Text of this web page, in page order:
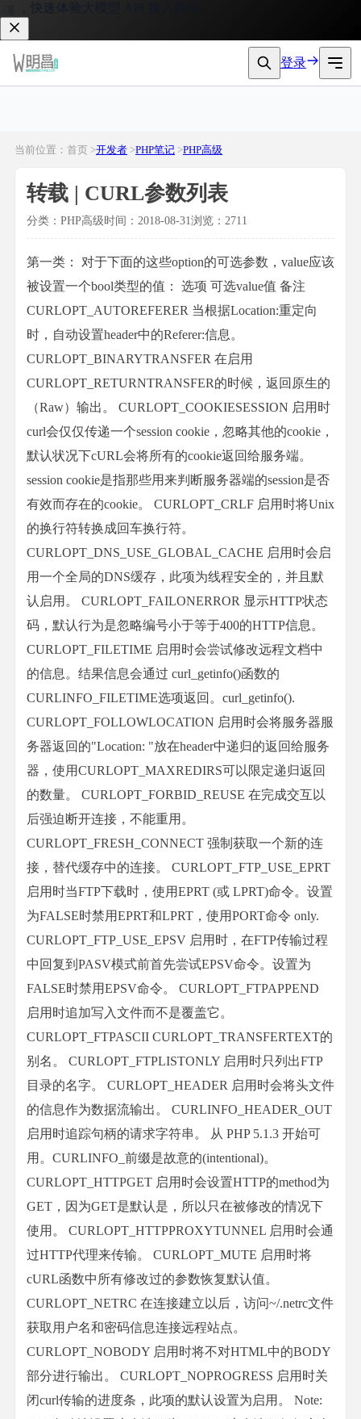
体验大模型 API 接入服务。
登录
当前位置：首页 >开发者 >PHP笔记 >PHP高级
转载 | CURL参数列表
分类：PHP高级时间：2018-08-31浏览：2711
第一类： 对于下面的这些option的可选参数，value应该
被设置一个bool类型的值： 选项 可选value值 备注
CURLOPT_AUTOREFERER 当根据Location:重定向
时，自动设置header中的Referer:信息。
CURLOPT_BINARYTRANSFER 在启用
CURLOPT_RETURNTRANSFER的时候，返回原生的
（Raw）输出。 CURLOPT_COOKIESESSION 启用时
curl会仅仅传递一个session cookie，忽略其他的cookie，
默认状况下cURL会将所有的cookie返回给服务端。
session cookie是指那些用来判断服务器端的session是否
有效而存在的cookie。 CURLOPT_CRLF 启用时将Unix
的换行符转换成回车换行符。
CURLOPT_DNS_USE_GLOBAL_CACHE 启用时会启
用一个全局的DNS缓存，此项为线程安全的，并且默
认启用。 CURLOPT_FAILONERROR 显示HTTP状态
码，默认行为是忽略编号小于等于400的HTTP信息。
CURLOPT_FILETIME 启用时会尝试修改远程文档中
的信息。结果信息会通过 curl_getinfo()函数的
CURLINFO_FILETIME选项返回。curl_getinfo().
CURLOPT_FOLLOWLOCATION 启用时会将服务器服
务器返回的"Location: "放在header中递归的返回给服务
器，使用CURLOPT_MAXREDIRS可以限定递归返回
的数量。 CURLOPT_FORBID_REUSE 在完成交互以
后强迫断开连接，不能重用。
CURLOPT_FRESH_CONNECT 强制获取一个新的连
接，替代缓存中的连接。 CURLOPT_FTP_USE_EPRT
启用时当FTP下载时，使用EPRT (或 LPRT)命令。设置
为FALSE时禁用EPRT和LPRT，使用PORT命令 only.
CURLOPT_FTP_USE_EPSV 启用时，在FTP传输过程
中回复到PASV模式前首先尝试EPSV命令。设置为
FALSE时禁用EPSV命令。 CURLOPT_FTPAPPEND
启用时追加写入文件而不是覆盖它。
CURLOPT_FTPASCII CURLOPT_TRANSFERTEXT的
别名。 CURLOPT_FTPLISTONLY 启用时只列出FTP
目录的名字。 CURLOPT_HEADER 启用时会将头文件
的信息作为数据流输出。 CURLINFO_HEADER_OUT
启用时追踪句柄的请求字符串。 从 PHP 5.1.3 开始可
用。CURLINFO_前缀是故意的(intentional)。
CURLOPT_HTTPGET 启用时会设置HTTP的method为
GET，因为GET是默认是，所以只在被修改的情况下
使用。 CURLOPT_HTTPPROXYTUNNEL 启用时会通
过HTTP代理来传输。 CURLOPT_MUTE 启用时将
cURL函数中所有修改过的参数恢复默认值。
CURLOPT_NETRC 在连接建立以后，访问~/.netrc文件
获取用户名和密码信息连接远程站点。
CURLOPT_NOBODY 启用时将不对HTML中的BODY
部分进行输出。 CURLOPT_NOPROGRESS 启用时关
闭curl传输的进度条，此项的默认设置为启用。 Note: